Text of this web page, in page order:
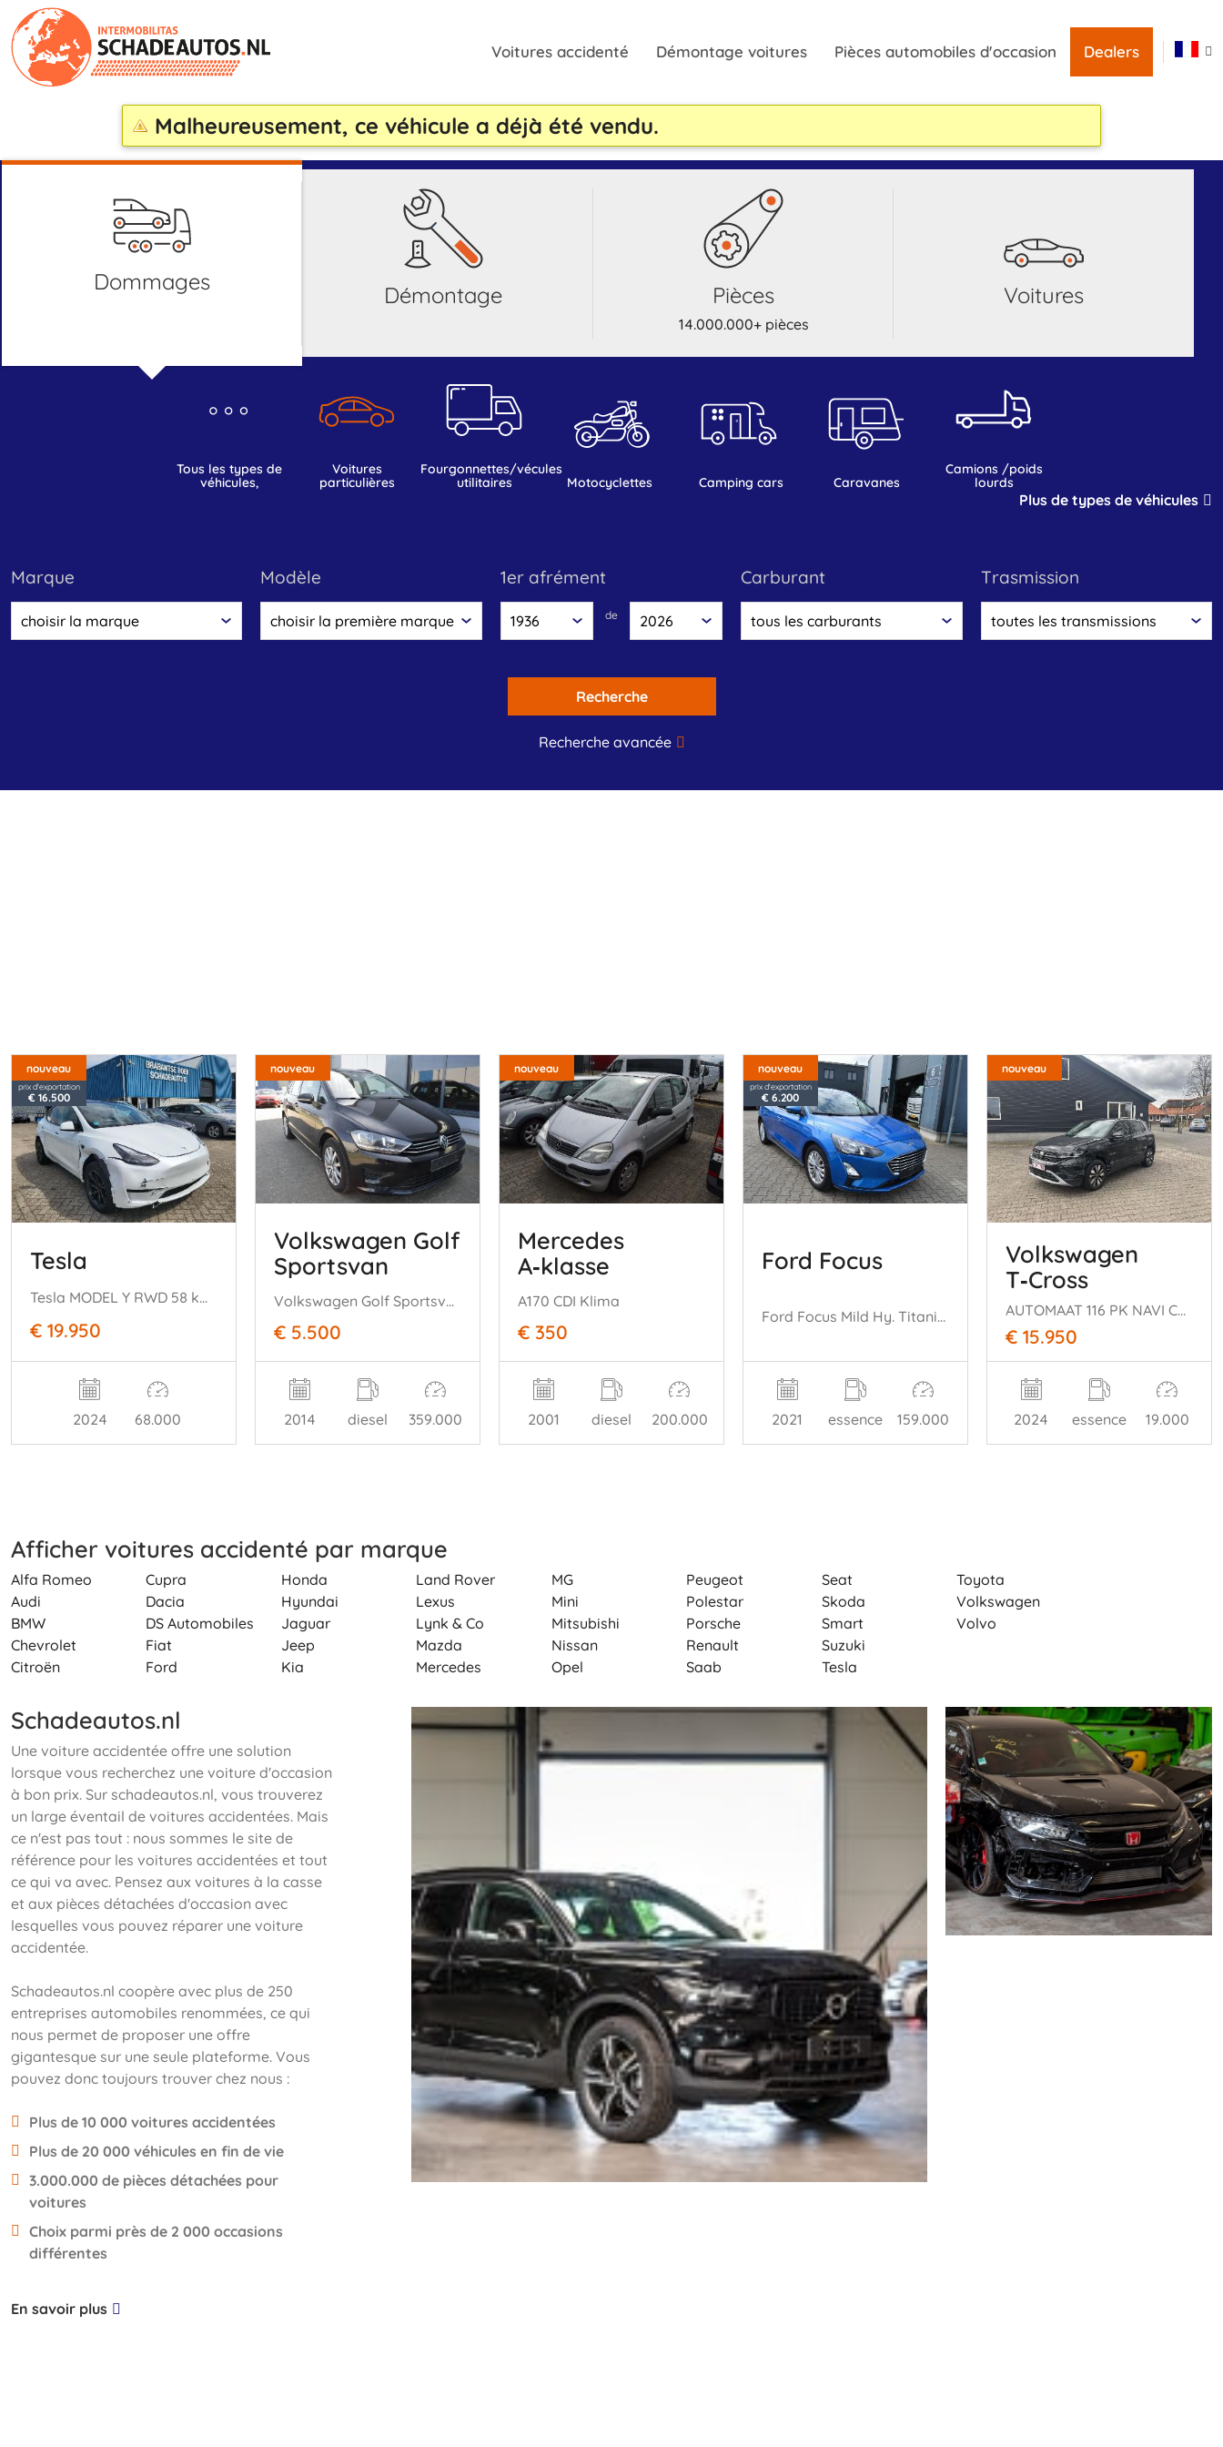
Voitures accidenté Démontage voitures Pièces automobiles d'occasion Dealers
Malheureusement, ce véhicule a déjà été vendu.
dommages démontage pièces
14.000.000+ pièces
voitures
tous les types de
véhicules,
voitures
particulières
fourgonnettes/vécules
utilitaires
motocyclettes camping cars caravanes
camions /poids
lourds
Plus de types de véhicules
marque modèle 1er afrément
de
carburant trasmission
Recherche
Recherche avancée
nouveau
prix d'exportation
€ 16.500
Tesla
Tesla MODEL Y RWD 58 kWh range 455km nwprijs € 45000
€ 19.950
2024 68.000
nouveau
Volkswagen Golf
Sportsvan
Volkswagen Golf Sportsvan 1,6 TDI Aut DSG Navi Pdc Klimatronik
€ 5.500
2014 diesel 359.000
nouveau
Mercedes
A‑klasse
A170 CDI Klima
€ 350
2001 diesel 200.000
nouveau
prix d'exportation
€ 6.200
Ford Focus
Ford Focus Mild Hy. Titanium X Navi Klima Kamera Pdc
2021 essence 159.000
nouveau
Volkswagen
T‑Cross
AUTOMAAT 116 PK NAVI CLIMA CAMERA B.J 12-2024 FACELIFT
€ 15.950
2024 essence 19.000
Afficher voitures accidenté par marque
Alfa Romeo
Audi
BMW
Chevrolet
Citroën
Cupra
Dacia
DS Automobiles
Fiat
Ford
Honda
Hyundai
Jaguar
Jeep
Kia
Land Rover
Lexus
Lynk & Co
Mazda
Mercedes
MG
Mini
Mitsubishi
Nissan
Opel
Peugeot
Polestar
Porsche
Renault
Saab
Seat
Skoda
Smart
Suzuki
Tesla
Toyota
Volkswagen
Volvo
Schadeautos.nl
Une voiture accidentée offre une solution
lorsque vous recherchez une voiture d'occasion
à bon prix. Sur schadeautos.nl, vous trouverez
un large éventail de voitures accidentées. Mais
ce n'est pas tout : nous sommes le site de
référence pour les voitures accidentées et tout
ce qui va avec. Pensez aux voitures à la casse
et aux pièces détachées d'occasion avec
lesquelles vous pouvez réparer une voiture
accidentée.
Schadeautos.nl coopère avec plus de 250
entreprises automobiles renommées, ce qui
nous permet de proposer une offre
gigantesque sur une seule plateforme. Vous
pouvez donc toujours trouver chez nous :
Plus de 10 000 voitures accidentées
Plus de 20 000 véhicules en fin de vie
3.000.000 de pièces détachées pour
voitures
Choix parmi près de 2 000 occasions
différentes
En savoir plus